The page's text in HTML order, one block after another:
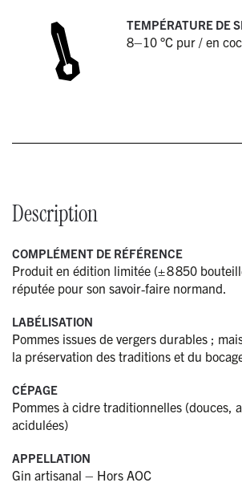
TEMPÉRATURE DE
8–10 °C pur / en
Description
COMPLÉMENT DE RÉFÉRENCE
Produit en édition limitée (± 8 850
réputée pour son savoir‑faire normand.
LABÉLISATION
Pommes issues de vergers durables ;
la préservation des traditions et du
CÉPAGE
Pommes à cidre traditionnelles (douces,
acidulées)
APPELLATION
Gin artisanal – Hors AOC